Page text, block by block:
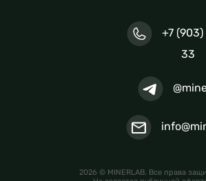
+7
33
2026 © MINERLAB. Все права